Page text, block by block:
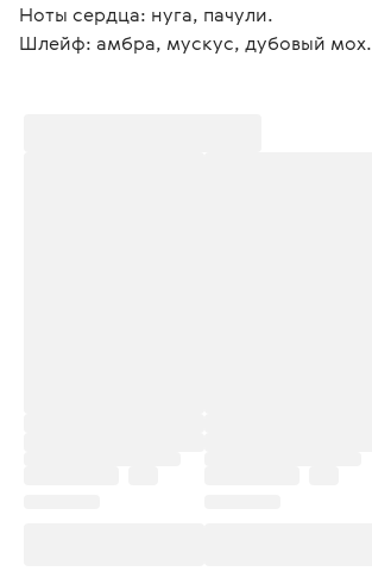
Ноты сердца: нуга, пачули.
Шлейф: амбра, мускус, дубовый мох.